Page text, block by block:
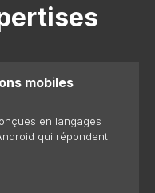
mobiles
en langages
qui répondent